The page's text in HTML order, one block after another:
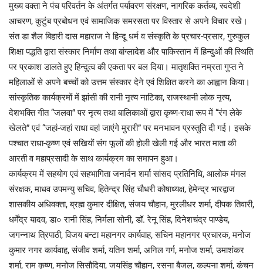
मुख्य वक्ता ने पंच परिवर्तन के अंतर्गत पर्यावरण संरक्षण, नागरिक कर्तव्य, स्वदेशी
आचरण, कुटुंब प्रबोधन एवं सामाजिक समरसता पर विस्तार से अपने विचार रखे।
संत डा शैल बिहारी दास महाराज ने हिन्दू धर्म व संस्कृति के प्रचार-प्रसार, गुरुकुल
शिक्षा पद्धति द्वारा संस्कार निर्माण तथा बांग्लादेश और पाकिस्तान में हिन्दुओं की स्थिति
पर प्रकाश डालते हुए हिन्दुत्व की एकता पर बल दिया। मातृशक्ति नम्रता गुप्त ने
महिलाओं से अपने बच्चों को उत्तम संस्कार देने एवं शिक्षित करने का आह्वान किया।
सांस्कृतिक कार्यक्रमों में झांसी की रानी नृत्य नाटिका, राजस्थानी लोक नृत्य,
देशभक्ति गीत “जलवा” पर नृत्य तथा बालिकाओं द्वारा कृष्ण-राधा रूप में “रंग लेके
खेलते” एवं “जहां-जहां राधा वहां जाएंगे मुरारी” पर मनभावन प्रस्तुति दी गई। इसके
पश्चात राधा-कृष्ण एवं सखियों संग फूलों की होली खेली गई और भारत माता की
आरती व महाप्रसादी के साथ कार्यक्रम का समापन हुआ।
कार्यक्रम में सहयोग एवं सहभागिता जनार्दन शर्मा सांसद प्रतिनिधि, आलोक मंगल
संरक्षक, माधव उपमन्यु सचिव, हितेन्द्र सिंह चौधरी कोषाध्यक्ष, हेमेन्द्र भारद्वाज
शासकीय अधिवक्ता, ब्रह्म कुमार दीक्षित, संजय चौहान, मुरलीधर शर्मा, दीपक तिवारी,
धर्मेंद्र यादव, डा० रानी सिंह, निर्मला सोनी, डॉ. रेनू सिंह, दिनेशचंद्र पाण्डेय,
जगन्नाथ त्रिपाठी, विजय बन्टा महानगर कार्यवाह, सचिन महानगर प्रचारक, मनोज
कुमार नगर कार्यवाह, संजीव शर्मा, यतिन शर्मा, अनिल गर्ग, मनोज शर्मा, उमाशंकर
शर्मा, राम कृष्ण, मनोज सिसौदिया, जयसिंह चौहान, रसना बैजल, कल्पना शर्मा, कंचन